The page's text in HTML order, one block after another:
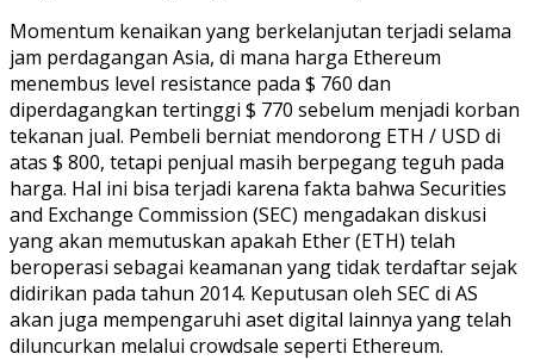
Momentum kenaikan yang berkelanjutan terjadi selama
jam perdagangan Asia, di mana harga Ethereum
menembus level resistance pada $ 760 dan
diperdagangkan tertinggi $ 770 sebelum menjadi korban
tekanan jual. Pembeli berniat mendorong ETH / USD di
atas $ 800, tetapi penjual masih berpegang teguh pada
harga. Hal ini bisa terjadi karena fakta bahwa Securities
and Exchange Commission (SEC) mengadakan diskusi
yang akan memutuskan apakah Ether (ETH) telah
beroperasi sebagai keamanan yang tidak terdaftar sejak
didirikan pada tahun 2014. Keputusan oleh SEC di AS
akan juga mempengaruhi aset digital lainnya yang telah
diluncurkan melalui crowdsale seperti Ethereum.